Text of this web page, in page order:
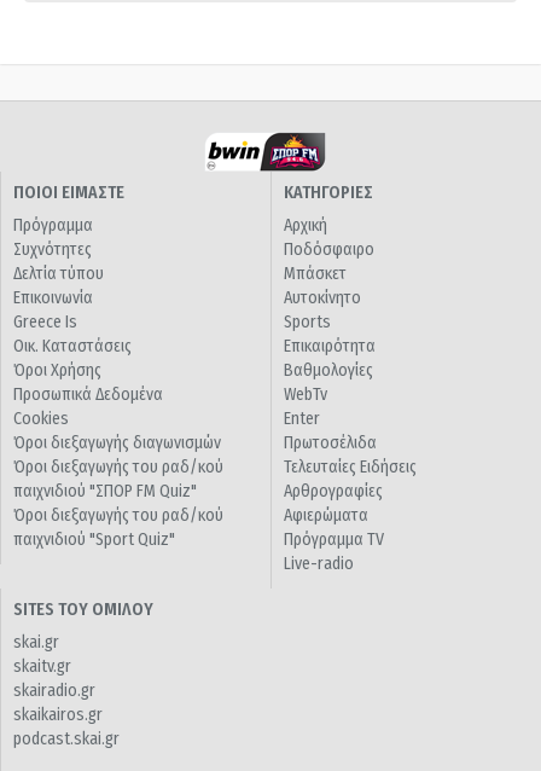
ΠΟΙΟΙ ΕΙΜΑΣΤΕ
Πρόγραμμα
Συχνότητες
Δελτία τύπου
Επικοινωνία
Greece Is
Οικ. Καταστάσεις
Όροι Χρήσης
Προσωπικά Δεδομένα
Cookies
Όροι διεξαγωγής διαγωνισμών
Όροι διεξαγωγής του ραδ/κού
παιχνιδιού "ΣΠΟΡ FM Quiz"
Όροι διεξαγωγής του ραδ/κού
παιχνιδιού "Sport Quiz"
ΚΑΤΗΓΟΡΙΕΣ
Αρχική
Ποδόσφαιρο
Μπάσκετ
Αυτοκίνητο
Sports
Επικαιρότητα
Βαθμολογίες
WebTv
Enter
Πρωτοσέλιδα
Τελευταίες Ειδήσεις
Αρθρογραφίες
Αφιερώματα
Πρόγραμμα TV
Live-radio
SITES ΤΟΥ ΟΜΙΛΟΥ
skai.gr
skaitv.gr
skairadio.gr
skaikairos.gr
podcast.skai.gr